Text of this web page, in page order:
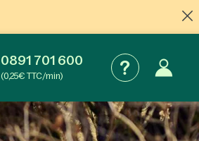
0891 701 600
(0,25€ TTC/min)